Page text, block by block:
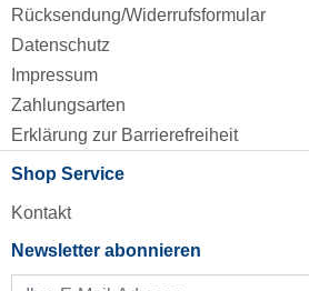
Rücksendung/Widerrufsformular
Datenschutz
Impressum
Zahlungsarten
Erklärung zur Barrierefreiheit
Shop Service
Kontakt
Newsletter abonnieren